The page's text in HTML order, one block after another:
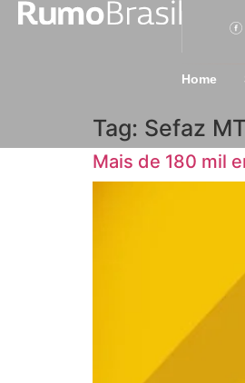
Home
Tag: Sefaz MT
Mais de 180 mil